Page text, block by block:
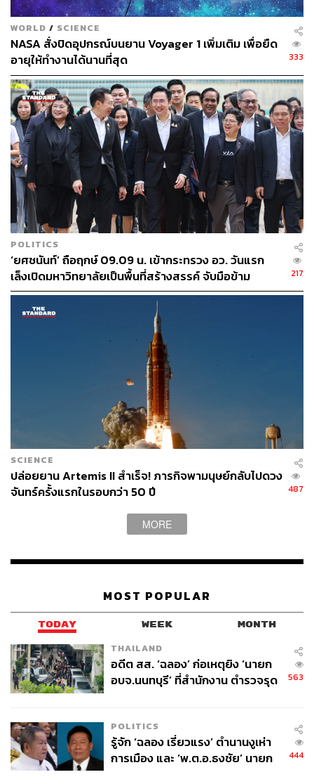
จุดเด่นของดวงจันทร์​ยักษ์​ทั้ง 3 คือ ยูโรปา แกนิมีด และคาลลิ
สโต คือผลการสำรวจก่อนหน้านี้​ที่พบว่าน่าจะมีน้ำทะเล
ปริมาณ​มากอยู่​ใต้ผิวน้ำแข็ง​ของดวงจันทร์​ โดยเฉพาะ​ดวง
จันทร์​ยูโร​ปา และน้ำคือแหล่ง​กำเนิด​ชีวิต แน่นอนว่าทะเลใต้
ผิวน้ำแข็งย่อมหนาวเย็น​ไร้แสงแดด มีแต่ความมืดมิดแถมยังมี
แรงกดดันมหาศาล​ แต่สภาพที่ทารุณ​โหดร้าย​แบบนี้บนโลก
เราก็มีเช่นกัน นั่นคือบริเวณ​ก้นมหาสมุทรในเหวลึกมาเรียนา​
ของมหาสมุทร​แปซิฟิก​ ที่ซึ่งเราก็ยังพบว่ามีสิ่งมีชิวิต​ถือกำเนิด​
และ​อา​ศัยอยู่​ได้ นักวิทยาศาสตร์​จึงตั้งความหวังที่จะพบสิ่งมีชิ
วิต​ในน้ำทะเลใต้ผิวน้ำแข็ง​ของดวงจันทร์​ยักษ์​บริวารดาว
พฤหัส​บดีเช่นกัน​
ส่วนอีก 2 ดวงคือ แกนิมีดและคาลลิสโตนั้นแม้จะมีหลักฐาน​
ถึงการมีน้ำใต้ผิวน้ำแข็งในปริมาณ​น้อยกว่ายูโร​ปา​ แต่ก็มีจุด
เด่นอื่นที่น่าสนใจ โดยเฉพาะดวงจันทร์แกนิมีดที่มีขนาดใหญ่​
กว่าดาวพุธ ถือเป็นดวงจันทร์​ที่ใหญ่ที่สุด​ในระบบสุริยะ ​และ
เป็นดวงเดียวที่มีสนามแม่เหล็ก​แบบดาวเคราะห์​
ขั้นตอนการสำรวจ
ยาน JUICE​ จะเริ่มใช้เครื่อง​มือทางวิทยาศาสตร์สำรวจจาก
ระยะไกลประมาณ 6 เดือนก่อนจะเข้าสู่วงโคจรของดาว
วงโคจรของดาวพฤหัสบดี ก็จะมีการปรับวงรอบของการ
จำนวนทั้งหมด 35 ครั้ง ที่น่าสนใจที่สุดคือ 2 ครั้งที่โคจรผ่าน
เครื่องมือที่ติดตั้งไปอันได้แก่ กล้องบันทึกภาพ เครื่องตรวจจับ
อนุภาค อุปกรณ์เรดาร์สำรวจใต้พื้นผิว อุปกรณ์ตรวจวัดระยะ
ทางเพื่อสร้างแผนที่แบบ 3 มิติ รวมทั้งเครื่องวัดสนามแม่เหล็ก
ในการสำรวจดวงจันทร์ยูโรปาอย่างละเอียด ทั้งในส่วนของ
ทะเลใต้ผิวน้ำแข็ง และลวดลายคล้ายรอยแตกบนผิวดวงจันทร์
การสำรวจทะเลหรือเราอาจเรียกว่ามหาสมุทรใต้ผิวน้ำแข็ง
ของดวงจันทร์ยูโรปา จะมีการสังเกตตรวจวัดทั้งการวัดขนาด
ความหนาของเปลือกน้ำแข็ง เพราะถือเป็นดวงจันทร์เต็งหนึ่ง
ในระบบสุริยะที่มีโอกาสพบสิ่งมีชีวิตต่างภพ
WORLD / SCIENCE
NASA สั่งปิดอุปกรณ์บนยาน Voyager 1 เพิ่มเติม เพื่อยืด
อายุให้ทำงานได้นานที่สุด
333
POLITICS
‘ยศชนันท์’ ถือฤกษ์ 09.09 น. เข้ากระทรวง อว. วันแรก
เล็งเปิดมหาวิทยาลัยเป็นพื้นที่สร้างสรรค์ จับมือข้าม
กระทรวงยกระดับประเทศ
217
SCIENCE
ปล่อยยาน Artemis II สำเร็จ! ภารกิจพามนุษย์กลับไปดวง
จันทร์ครั้งแรกในรอบกว่า 50 ปี
487
MORE
MOST POPULAR
TODAY WEEK MONTH
THAILAND
อดีต สส. ‘ฉลอง’ ก่อเหตุยิง ‘นายก
อบจ.นนทบุรี’ ที่สำนักงาน ตำรวจรุด
563
POLITICS
รู้จัก ‘ฉลอง เรี่ยวแรง’ ตำนานงูเห่า
การเมือง และ ‘พ.ต.อ.ธงชัย’ นายก
444